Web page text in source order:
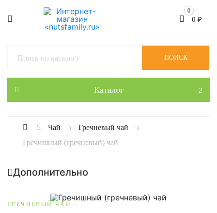
0
0 ₽
Каталог
ПОИСК
Чай
Гречневый чай
Гречишный (гречневый) чай
Дополнительно
ГРЕЧНЕВЫЙ ЧАЙ